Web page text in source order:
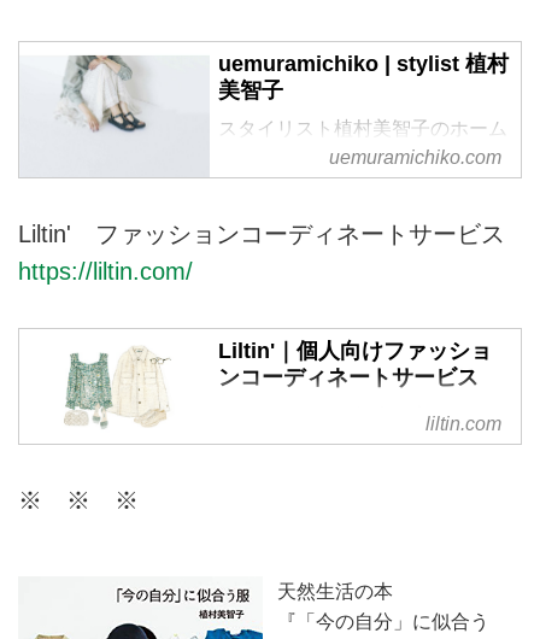
uemuramichiko | stylist 植村
美智子
スタイリスト植村美智子のホーム
ページです。uemuramichiko.com
Liltin' ファッションコーディネートサービス
https://liltin.com/
Liltin'｜個人向けファッショ
ンコーディネートサービス
リルティンは、個人の方が日頃の
ファッションに関するお悩みを相
しむお手伝いをいたします。
liltin.com
※ ※ ※
天然生活の本
『「今の自分」に似合う